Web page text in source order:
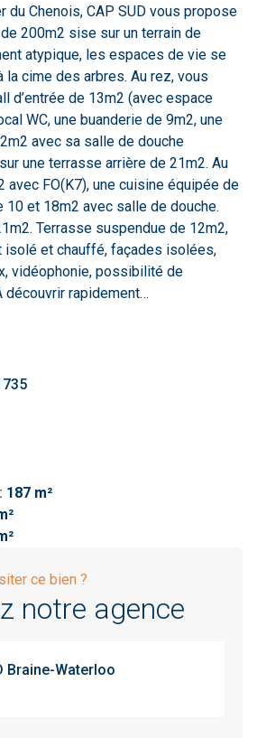
du Chenois, CAP SUD vous propose
200m2 sise sur un terrain de
atypique, les espaces de vie se
la cime des arbres. Au rez, vous
d’entrée de 13m2 (avec espace
WC, une buanderie de 9m2, une
avec sa salle de douche
une terrasse arrière de 21m2. Au
avec FO(K7), une cuisine équipée de
10 et 18m2 avec salle de douche.
Terrasse suspendue de 12m2,
isolé et chauffé, façades isolées,
vidéophonie, possibilité de
rapidement…
187 m²
ce bien ?
notre agence
Braine-Waterloo